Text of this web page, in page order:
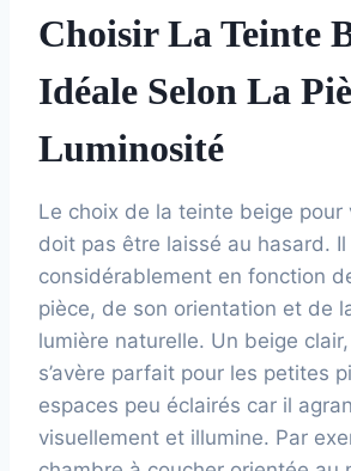
Choisir La Teinte
Idéale Selon La
Luminosité
Le choix de la teinte beige pour
doit pas être laissé au hasard. Il
considérablement en fonction
pièce, de son orientation et de
lumière naturelle. Un beige
s’avère parfait pour les petites
espaces peu éclairés car il
visuellement et illumine. Par